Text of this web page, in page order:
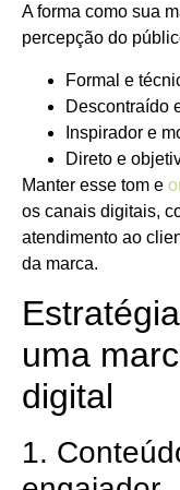
A forma como sua
percepção do
Formal e
Descontraído
Inspirador e
Direto e
Manter esse tom e
os canais digitais,
atendimento ao
da marca.
uma
digital
1.